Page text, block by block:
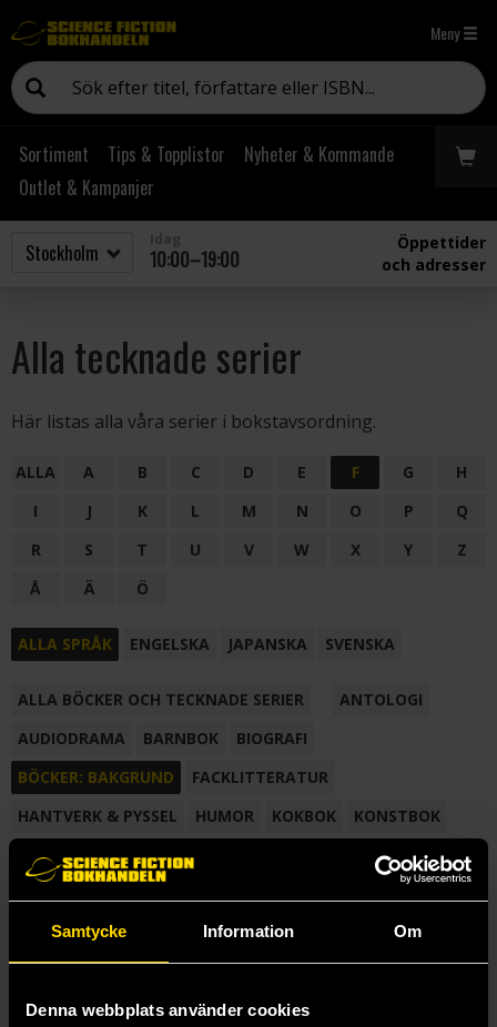
Samtycke Information Om
Denna webbplats använder cookies
Meny
Sortiment Tips & Topplistor
Nyheter & Kommande
Outlet & Kampanjer
10:00–19:00
Öppettider
och adresser
Alla tecknade serier
Här listas alla våra serier i bokstavsordning.
ALLA A B C D E F G
H
I
J K L M N O P
Q
R
S T U V W X Y
Z
Å
Ä Ö
ALLA SPRÅK ENGELSKA JAPANSKA SVENSKA
ALLA BÖCKER OCH TECKNADE SERIER
ANTOLOGI
AUDIODRAMA
BARNBOK
BIOGRAFI
BÖCKER: BAKGRUND
FACKLITTERATUR
HANTVERK & PYSSEL
HUMOR KOKBOK
KONSTBOK
KORTROMAN
LÄROBOK
NOVELL
SAMLINGSVOLYM
TECKNA & MÅLA TECKNAD SERIE